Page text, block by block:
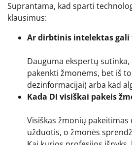
Suprantama, kad sparti
klausimus:
Ar dirbtinis intelektas
Dauguma ekspertų
pakenkti žmonėms, bet iš
dezinformacijai) arba kad
Kada DI visiškai pakeis
Visiškas žmonių
užduotis, o žmonės